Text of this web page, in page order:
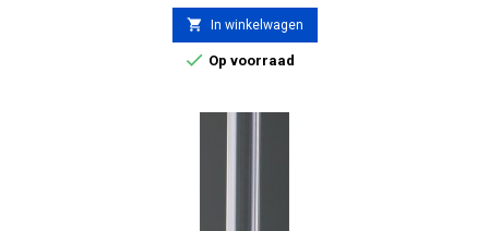
 In winkelwagen
 Op voorraad